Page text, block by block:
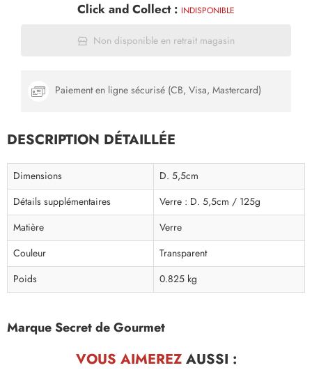
Click and Collect : INDISPONIBLE
Non disponible en retrait magasin
Paiement en ligne sécurisé (CB, Visa, Mastercard)
DESCRIPTION DÉTAILLÉE
Dimensions
D. 5,5cm
Détails supplémentaires
Verre : D. 5,5cm / 125g
Matière
Verre
Couleur
Transparent
Poids
0.825 kg
Marque Secret de Gourmet
VOUS AIMEREZAUSSI :